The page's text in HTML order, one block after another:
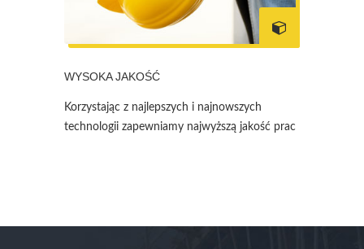
WYSOKA JAKOŚĆ
Korzystając z najlepszych i najnowszych
technologii zapewniamy najwyższą jakość prac